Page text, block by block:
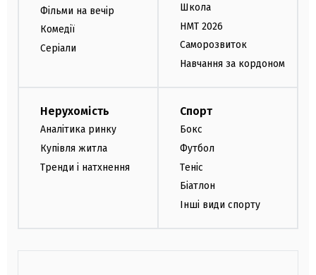
Фільми на вечір
Комедії
Серіали
Школа
НМТ 2026
Саморозвиток
Навчання за кордоном
Нерухомість
Аналітика ринку
Купівля житла
Тренди і натхнення
Спорт
Бокс
Футбол
Теніс
Біатлон
Інші види спорту